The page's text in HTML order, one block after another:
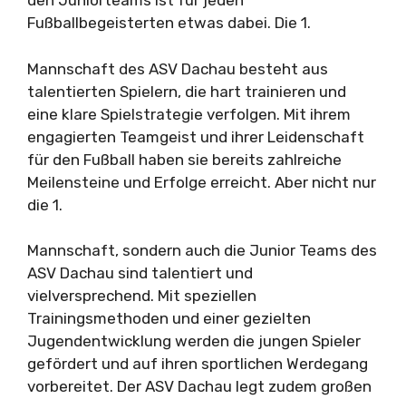
Fußballbegeisterten etwas dabei. Die 1.
Mannschaft des ASV Dachau besteht aus
talentierten Spielern, die hart trainieren und
eine klare Spielstrategie verfolgen. Mit ihrem
engagierten Teamgeist und ihrer Leidenschaft
für den Fußball haben sie bereits zahlreiche
Meilensteine und Erfolge erreicht. Aber nicht nur
die 1.
Mannschaft, sondern auch die Junior Teams des
ASV Dachau sind talentiert und
vielversprechend. Mit speziellen
Trainingsmethoden und einer gezielten
Jugendentwicklung werden die jungen Spieler
gefördert und auf ihren sportlichen Werdegang
vorbereitet. Der ASV Dachau legt zudem großen